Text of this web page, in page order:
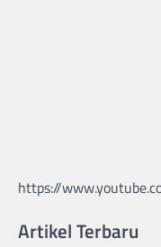
https://
Artikel Terbaru